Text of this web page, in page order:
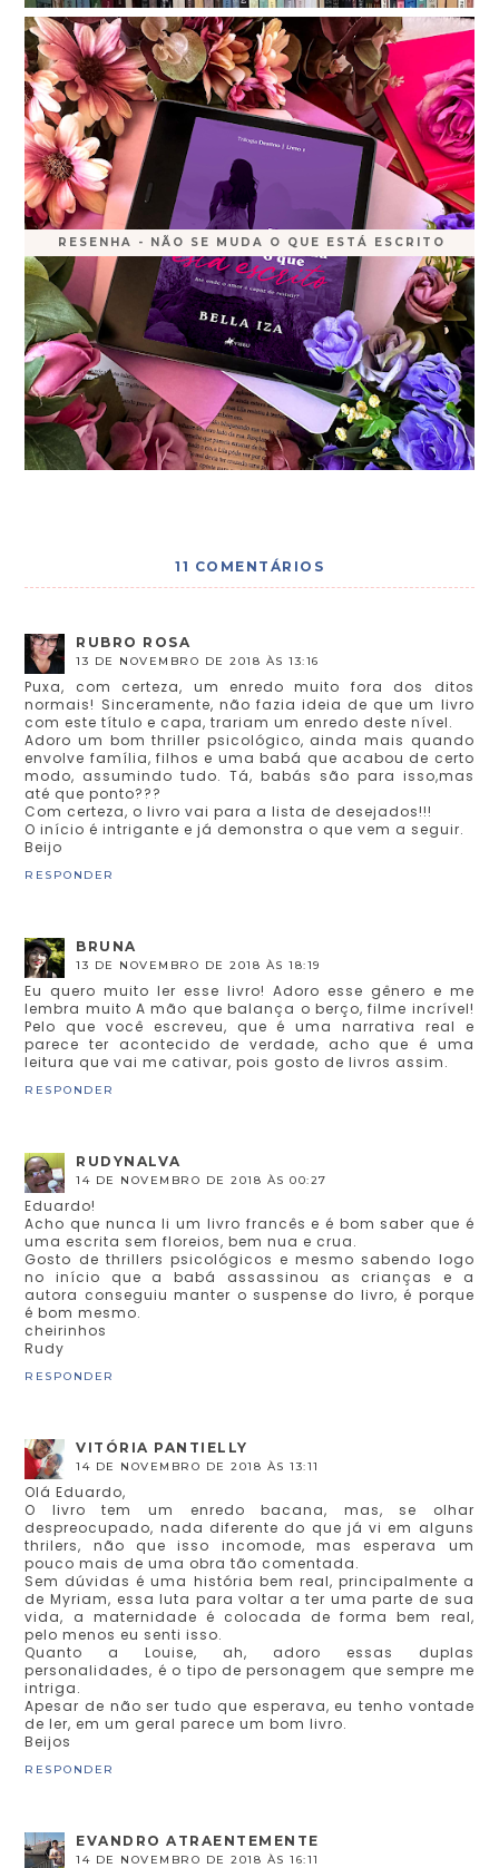
RESENHA - NÃO SE MUDA O QUE ESTÁ ESCRITO
11 COMENTÁRIOS
RUBRO ROSA
13 DE NOVEMBRO DE 2018 ÀS 13:16
Puxa, com certeza, um enredo muito fora dos ditos
normais! Sinceramente, não fazia ideia de que um livro
com este título e capa, trariam um enredo deste nível.
Adoro um bom thriller psicológico, ainda mais quando
envolve família, filhos e uma babá que acabou de certo
modo, assumindo tudo. Tá, babás são para isso,mas
até que ponto???
Com certeza, o livro vai para a lista de desejados!!!
O início é intrigante e já demonstra o que vem a seguir.
Beijo
RESPONDER
BRUNA
13 DE NOVEMBRO DE 2018 ÀS 18:19
Eu quero muito ler esse livro! Adoro esse gênero e me
lembra muito A mão que balança o berço, filme incrível!
Pelo que você escreveu, que é uma narrativa real e
parece ter acontecido de verdade, acho que é uma
leitura que vai me cativar, pois gosto de livros assim.
RESPONDER
RUDYNALVA
14 DE NOVEMBRO DE 2018 ÀS 00:27
Eduardo!
Acho que nunca li um livro francês e é bom saber que é
uma escrita sem floreios, bem nua e crua.
Gosto de thrillers psicológicos e mesmo sabendo logo
no início que a babá assassinou as crianças e a
autora conseguiu manter o suspense do livro, é porque
é bom mesmo.
cheirinhos
Rudy
RESPONDER
VITÓRIA PANTIELLY
14 DE NOVEMBRO DE 2018 ÀS 13:11
Olá Eduardo,
O livro tem um enredo bacana, mas, se olhar
despreocupado, nada diferente do que já vi em alguns
thrilers, não que isso incomode, mas esperava um
pouco mais de uma obra tão comentada.
Sem dúvidas é uma história bem real, principalmente a
de Myriam, essa luta para voltar a ter uma parte de sua
vida, a maternidade é colocada de forma bem real,
pelo menos eu senti isso.
Quanto a Louise, ah, adoro essas duplas
personalidades, é o tipo de personagem que sempre me
intriga.
Apesar de não ser tudo que esperava, eu tenho vontade
de ler, em um geral parece um bom livro.
Beijos
RESPONDER
EVANDRO ATRAENTEMENTE
14 DE NOVEMBRO DE 2018 ÀS 16:11